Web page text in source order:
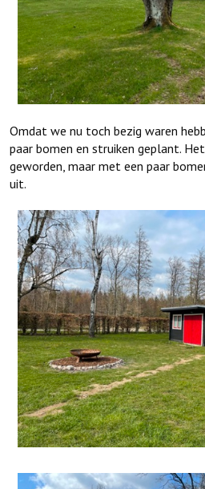
Omdat we nu toch bezig waren
paar bomen en struiken geplant.
geworden, maar met een paar
uit.